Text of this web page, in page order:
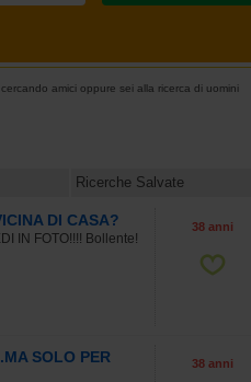
amici oppure sei alla ricerca di uomini
Ricerche Salvate
DI CASA?
IN FOTO!!!! Bollente!
38 anni
SOLO PER
38 anni